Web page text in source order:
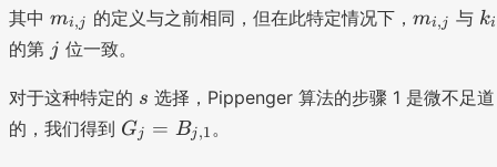
\
s
m
_
{i
}
m
s
u
=
3
u
m
_
{i
=
1
其中 m
_
{i
,j
}
mi,j 的定义与之前相同，但在此特定情况下， m
,j
mi,j 与 k
ki
的第 jj 位一致。
对于这种特定的 s
s 选择，Pippenger 算法的步骤 1 是微不足道
的，我们得到 G
Gj = Bj ,1 。